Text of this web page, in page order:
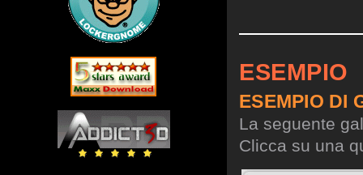
ESEMPIO
ESEMPIO DI
La seguente
Clicca su una